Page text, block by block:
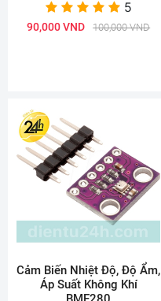
5
90,000 VND 100,000 VND
Cảm Biến Nhiệt Độ, Độ Ẩm,
Áp Suất Không Khí